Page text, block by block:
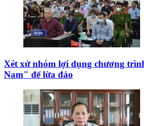
Xét xử nhóm lợi dụng chương
Nam" để lừa đảo